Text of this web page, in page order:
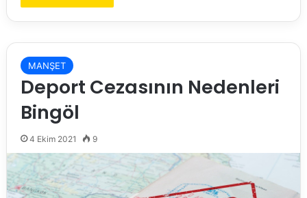
MANŞET
Deport Cezasının Nedenleri
Bingöl
4 Ekim 2021 9